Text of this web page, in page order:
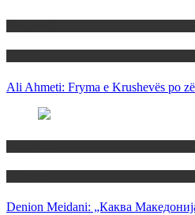
Ali Ahmeti: Fryma e Krushevës po
Denion Meidani: „Каква